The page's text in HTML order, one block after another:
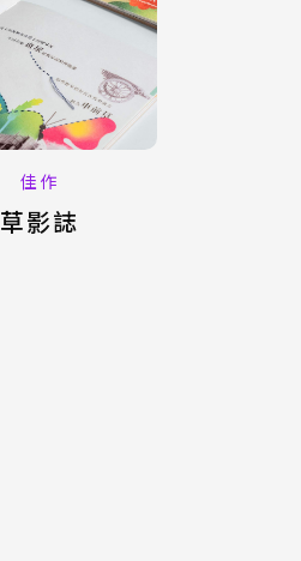
佳作
草影誌